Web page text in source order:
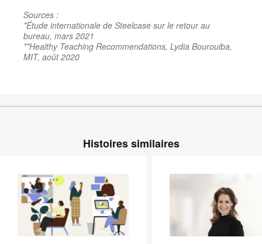
Sources :
*Étude internationale de Steelcase sur le retour au
bureau, mars 2021
**Healthy Teaching Recommendations, Lydia Bourouiba,
MIT, août 2020
Histoires similaires